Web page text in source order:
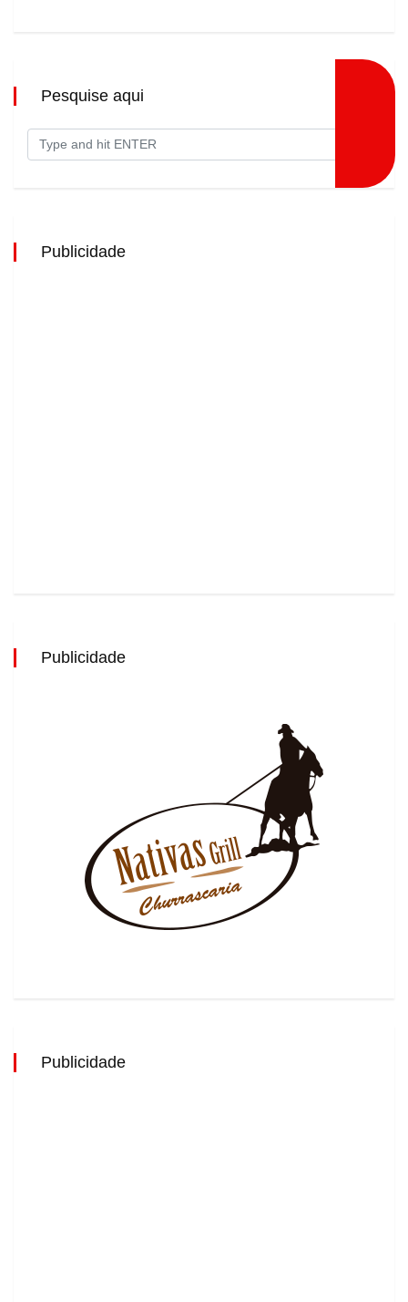
Pesquise aqui
Publicidade
Publicidade
Publicidade